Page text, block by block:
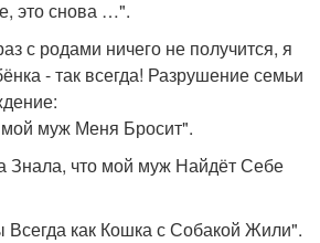
это снова …".
с родами ничего не получится, я
- так всегда! Разрушение семьи
муж Меня Бросит".
Знала, что мой муж Найдёт Себе
как Кошка с Собакой Жили".